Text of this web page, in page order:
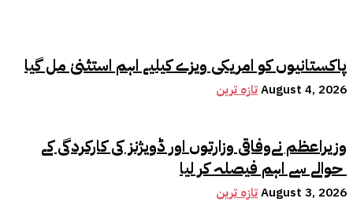
پاکستانیوں کو امریکی ویزے کیلیے اہم استثنیٰ مل گیا
تازہ ترینAugust 4, 2026
وزیراعظم نےوفاقی وزارتوں اور ڈویژنز کی کارکردگی کے
حوالے سے اہم فیصلہ کر لیا
تازہ ترینAugust 3, 2026